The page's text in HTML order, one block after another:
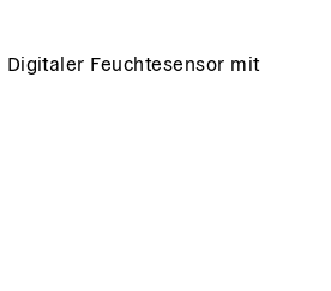
Digitaler Feuchtesensor mit